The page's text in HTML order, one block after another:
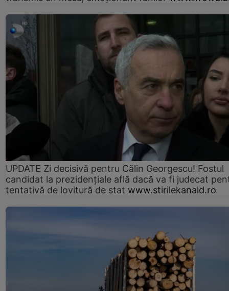
UPDATE Zi decisivă pentru Călin Georgescu! Fostul
candidat la prezidențiale află dacă va fi judecat
tentativă de lovitură de stat www.stirilekanald.ro